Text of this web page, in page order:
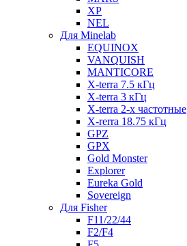
XP
NEL
Для Minelab
EQUINOX
VANQUISH
MANTICORE
X-terra 7.5 кГц
X-terra 3 кГц
X-terra 2-х частотные
X-rerra 18.75 кГц
GPZ
GPX
Gold Monster
Explorer
Eureka Gold
Sovereign
Для Fisher
F11/22/44
F2/F4